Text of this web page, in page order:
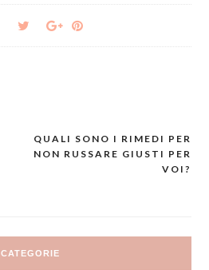
QUALI SONO I RIMEDI PER
NON RUSSARE GIUSTI PER
VOI?
CATEGORIE